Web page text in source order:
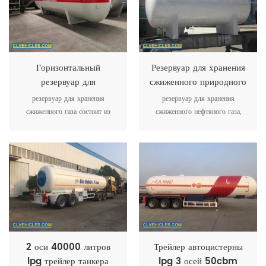
тонн.
Горизонтальный
резервуар для
сжиженного газа 25 м3
резервуар для
объемом 25 000 л
резервуар для хранения
сжиженного газа состоит из
клапана, предохранительного
клапана, измерителя уровня
жидкости, манометра, указателя
температуры и т. д.
Резервуар для хранения
сжиженного природного
газа в 10 куб. М
резервуар для хранения
сжиженного нефтяного газа,
2 оси 40000 литров
lpg трейлер танкера
Трейлер автоцистерны
lpg 3 осей 50cbm